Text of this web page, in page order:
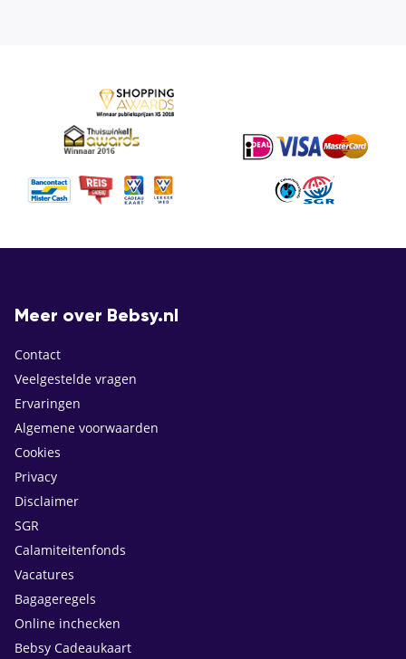
Meer over Bebsy.nl
Contact
Veelgestelde vragen
Ervaringen
Algemene voorwaarden
Cookies
Privacy
Disclaimer
SGR
Calamiteitenfonds
Vacatures
Bagageregels
Online inchecken
Bebsy Cadeaukaart